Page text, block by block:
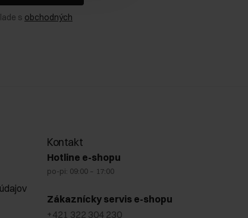
s obchodných
Kontakt
Hotline e-shopu
po-pi: 09:00 – 17:00
Zákaznícky servis e-shopu
+421 322 304 230